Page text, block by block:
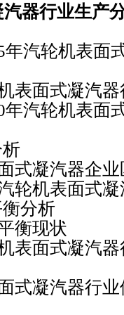
器行业生产
轮机表面式
式凝汽器
轮机表面式
汽器企业
表面式凝
分析
现状
式凝汽器
汽器行业